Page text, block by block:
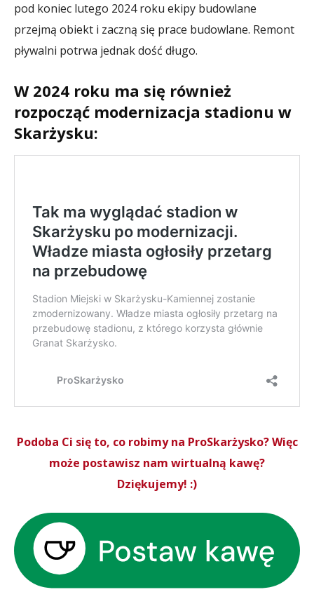
pod koniec lutego 2024 roku ekipy budowlane
przejmą obiekt i zaczną się prace budowlane. Remont
pływalni potrwa jednak dość długo.
W 2024 roku ma się również
rozpocząć modernizacja stadionu w
Skarżysku:
Podoba Ci się to, co robimy na ProSkarżysko? Więc
może postawisz nam wirtualną kawę?
Dziękujemy! :)